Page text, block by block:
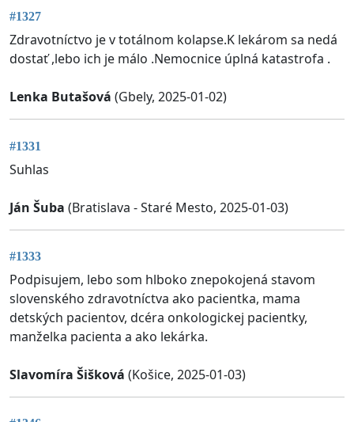
#1327
Zdravotníctvo je v totálnom kolapse.K lekárom sa nedá
dostať ,lebo ich je málo .Nemocnice úplná katastrofa .
Lenka Butašová (Gbely, 2025-01-02)
#1331
Suhlas
Ján Šuba (Bratislava - Staré Mesto, 2025-01-03)
#1333
Podpisujem, lebo som hlboko znepokojená stavom
slovenského zdravotníctva ako pacientka, mama
detských pacientov, dcéra onkologickej pacientky,
manželka pacienta a ako lekárka.
Slavomíra Šišková (Košice, 2025-01-03)